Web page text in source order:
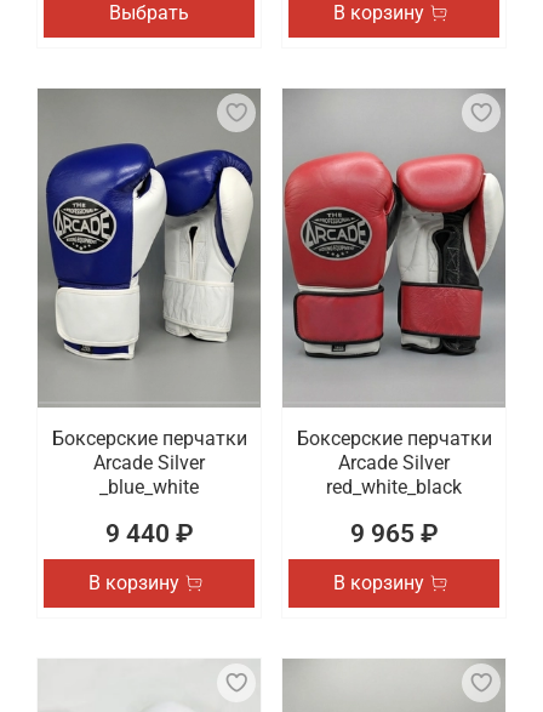
Выбрать В корзину
Боксерские перчатки
Arcade Silver
_blue_white
9 440 ₽
В корзину
Боксерские перчатки
Arcade Silver
red_white_black
9 965 ₽
В корзину